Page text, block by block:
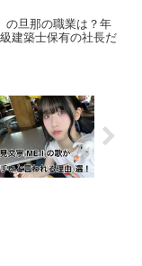
の旦那の職業は？年
建築士保有の社長だ